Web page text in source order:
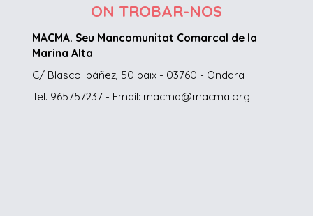
ON TROBAR-NOS
MACMA. Seu Mancomunitat Comarcal de la
Marina Alta
C/ Blasco Ibáñez, 50 baix - 03760 - Ondara
Tel. 965757237 - Email: macma@macma.org